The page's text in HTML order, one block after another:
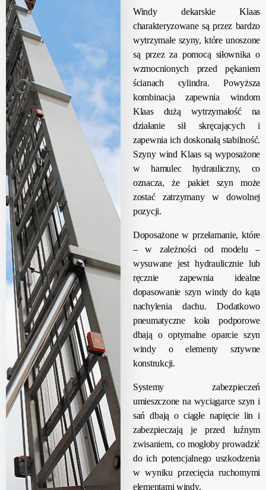
Windy dekarskie Klaas
charakteryzowane są przez bardzo
wytrzymałe szyny, które unoszone
są przez za pomocą siłownika o
wzmocnionych przed pękaniem
ścianach cylindra. Powyższa
kombinacja zapewnia windom
Klaas dużą wytrzymałość na
działanie sił skręcających i
zapewnia ich doskonałą stabilność.
Szyny wind Klaas są wyposażone
w hamulec hydrauliczny, co
oznacza, że pakiet szyn może
zostać zatrzymany w dowolnej
pozycji.
Doposażone w przełamanie, które
– w zależności od modelu –
wysuwane jest hydraulicznie lub
ręcznie zapewnia idealne
dopasowanie szyn windy do kąta
nachylenia dachu. Dodatkowo
pneumatyczne koła podporowe
dbają o optymalne oparcie szyn
windy o elementy sztywne
konstrukcji.
Systemy zabezpieczeń
umieszczone na wyciągarce szyn i
sań dbają o ciągłe napięcie lin i
zabezpieczają je przed luźnym
zwisaniem, co mogłoby prowadzić
do ich potencjalnego uszkodzenia
w wyniku przecięcia ruchomymi
elementami windy.